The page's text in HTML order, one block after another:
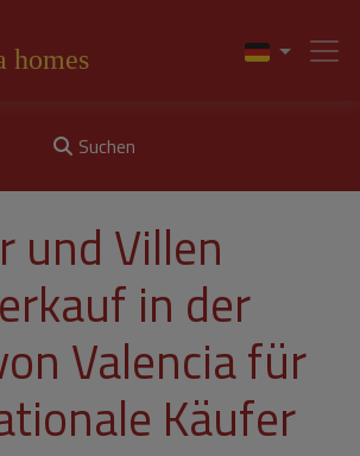
Suchen
und Villen
in der
Valencia für
Käufer